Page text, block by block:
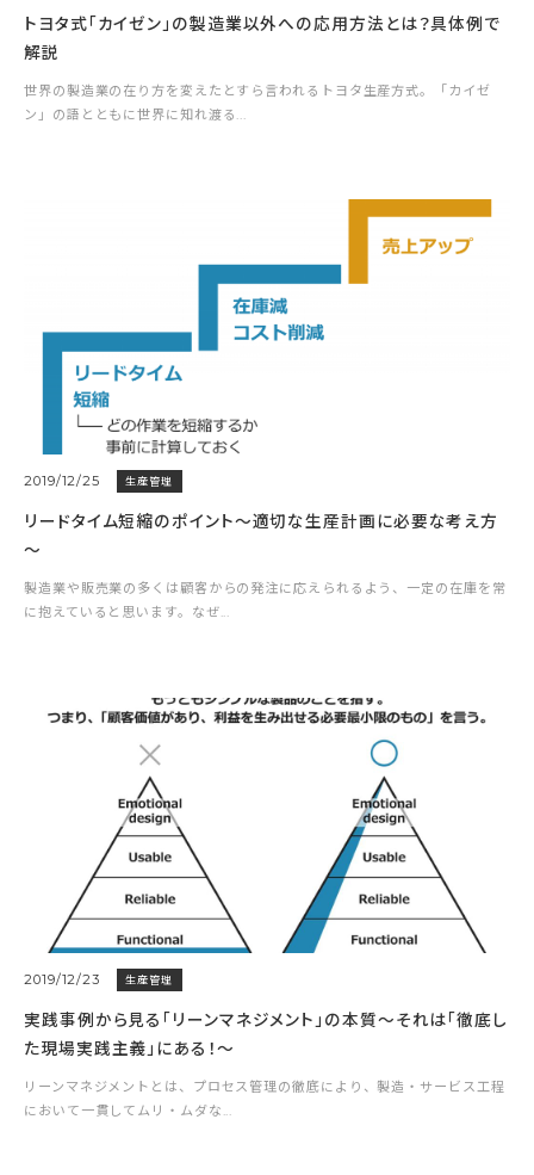
トヨタ式「カイゼン」の製造業以外への応用方法とは？具体例で
解説
世界の製造業の在り方を変えたとすら言われるトヨタ生産方式。「カイゼ
ン」の語とともに世界に知れ渡る...
2019/12/25 生産管理
リードタイム短縮のポイント～適切な生産計画に必要な考え方
～
製造業や販売業の多くは顧客からの発注に応えられるよう、一定の在庫を常
に抱えていると思います。なぜ...
2019/12/23 生産管理
実践事例から見る「リーンマネジメント」の本質～それは「徹底し
た現場実践主義」にある！～
リーンマネジメントとは、プロセス管理の徹底により、製造・サービス工程
において一貫してムリ・ムダな...